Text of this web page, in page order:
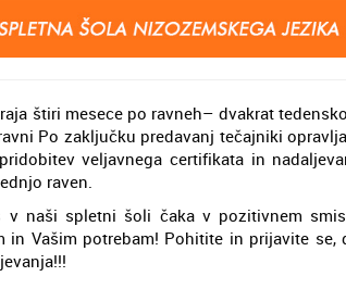
štiri mesece po ravneh– dvakrat
Po zaključku predavanj tečajniki
veljavnega certifikata in
raven.
naši spletni šoli čaka v pozitivnem
in Vašim potrebam! Pohitite in prijavite se,